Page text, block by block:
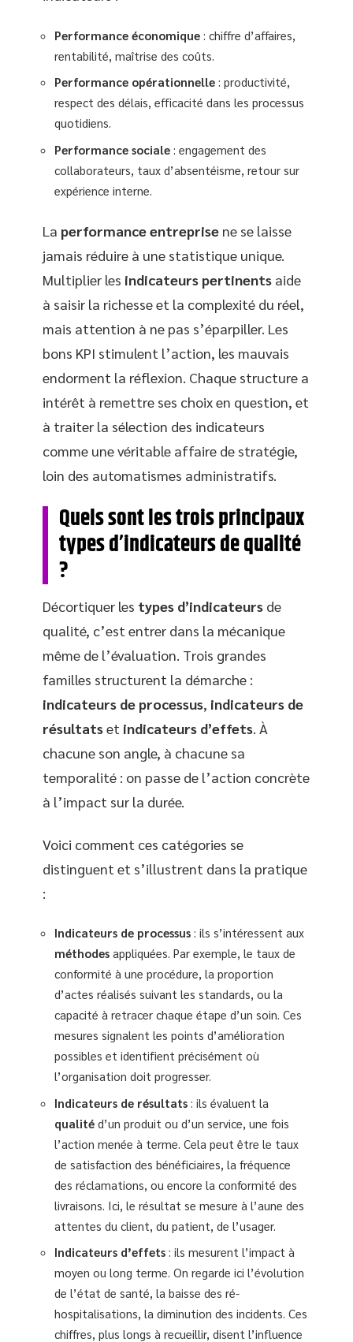
Performance économique : chiffre d’affaires,
rentabilité, maîtrise des coûts.
Performance opérationnelle : productivité,
respect des délais, efficacité dans les processus
quotidiens.
Performance sociale : engagement des
collaborateurs, taux d’absentéisme, retour sur
expérience interne.
La performance entreprise ne se laisse
jamais réduire à une statistique unique.
Multiplier les indicateurs pertinents aide
à saisir la richesse et la complexité du réel,
mais attention à ne pas s’éparpiller. Les
bons KPI stimulent l’action, les mauvais
endorment la réflexion. Chaque structure a
intérêt à remettre ses choix en question, et
à traiter la sélection des indicateurs
comme une véritable affaire de stratégie,
loin des automatismes administratifs.
Quels sont les trois principaux
types d’indicateurs de qualité
?
Décortiquer les types d’indicateurs de
qualité, c’est entrer dans la mécanique
même de l’évaluation. Trois grandes
familles structurent la démarche :
indicateurs de processus, indicateurs de
résultatset indicateurs d’effets. À
chacune son angle, à chacune sa
temporalité : on passe de l’action concrète
à l’impact sur la durée.
Voici comment ces catégories se
distinguent et s’illustrent dans la pratique
:
Indicateurs de processus : ils s’intéressent aux
méthodes appliquées. Par exemple, le taux de
conformité à une procédure, la proportion
d’actes réalisés suivant les standards, ou la
capacité à retracer chaque étape d’un soin. Ces
mesures signalent les points d’amélioration
possibles et identifient précisément où
l’organisation doit progresser.
Indicateurs de résultats : ils évaluent la
qualité d’un produit ou d’un service, une fois
l’action menée à terme. Cela peut être le taux
de satisfaction des bénéficiaires, la fréquence
des réclamations, ou encore la conformité des
livraisons. Ici, le résultat se mesure à l’aune des
attentes du client, du patient, de l’usager.
Indicateurs d’effets : ils mesurent l’impact à
moyen ou long terme. On regarde ici l’évolution
de l’état de santé, la baisse des ré-
hospitalisations, la diminution des incidents. Ces
chiffres, plus longs à recueillir, disent l’influence